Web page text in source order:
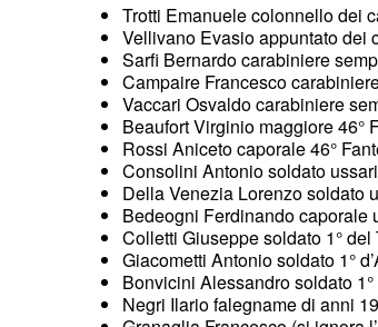
Trotti Emanuele colonnello dei
Vellivano Evasio appuntato dei
Sarﬁ Bernardo carabiniere
Campaire Francesco
Vaccari Osvaldo carabiniere
Beaufort Virginio maggiore 46°
Rossi Aniceto caporale 46°
Consolini Antonio soldato
Della Venezia Lorenzo soldato
Bedeogni Ferdinando caporale
Colletti Giuseppe soldato 1°
Giacometti Antonio soldato 1°
Bonvicini Alessandro soldato 1°
Negri Ilario falegname di anni 19